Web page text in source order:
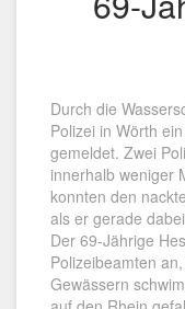
Durch die
Polizei in Wörth
gemeldet. Zwei
innerhalb weniger
konnten den
als er gerade
Der 69-Jährige
Polizeibeamten
Gewässern